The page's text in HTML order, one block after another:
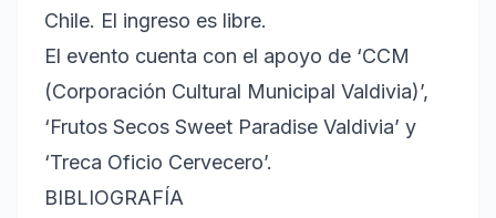
Chile. El ingreso es libre.
El evento cuenta con el apoyo de ‘CCM
(Corporación Cultural Municipal Valdivia)’,
‘Frutos Secos Sweet Paradise Valdivia’ y
‘Treca Oficio Cervecero’.
BIBLIOGRAFÍA